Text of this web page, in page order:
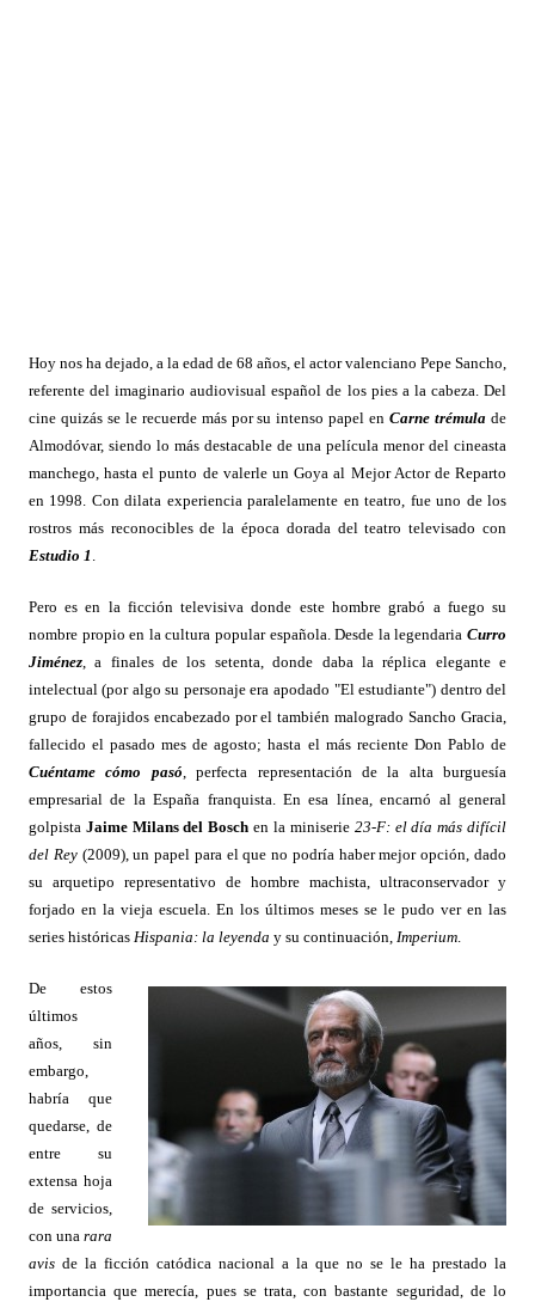
Hoy nos ha dejado, a la edad de 68 años, el actor valenciano Pepe Sancho,
referente del imaginario audiovisual español de los pies a la cabeza. Del
cine quizás se le recuerde más por su intenso papel enCarne trémula de
Almodóvar, siendo lo más destacable de una película menor del cineasta
manchego, hasta el punto de valerle un Goya al Mejor Actor de Reparto
en 1998. Con dilata experiencia paralelamente en teatro, fue uno de los
rostros más reconocibles de la época dorada del teatro televisado con
Estudio 1 .
Pero es en la ficción televisiva donde este hombre grabó a fuego su
nombre propio en la cultura popular española. Desde la legendariaCurro
Jiménez, a finales de los setenta, donde daba la réplica elegante e
intelectual (por algo su personaje era apodado "El estudiante") dentro del
grupo de forajidos encabezado por el también malogrado Sancho Gracia,
fallecido el pasado mes de agosto; hasta el más reciente Don Pablo de
Cuéntame cómo pasó, perfecta representación de la alta burguesía
empresarial de la España franquista. En esa línea, encarnó al general
golpista Jaime Milans del Bosch en la miniserie 23-F: el día más difícil
del Rey (2009), un papel para el que no podría haber mejor opción, dado
su arquetipo representativo de hombre machista, ultraconservador y
forjado en la vieja escuela. En los últimos meses se le pudo ver en las
series históricas Hispania: la leyenda y su continuación, Imperium.
De estos
últimos
años, sin
embargo,
habría que
quedarse, de
entre su
extensa hoja
de servicios,
con unarara
avis de la ficción catódica nacional a la que no se le ha prestado la
importancia que merecía, pues se trata, con bastante seguridad, de lo